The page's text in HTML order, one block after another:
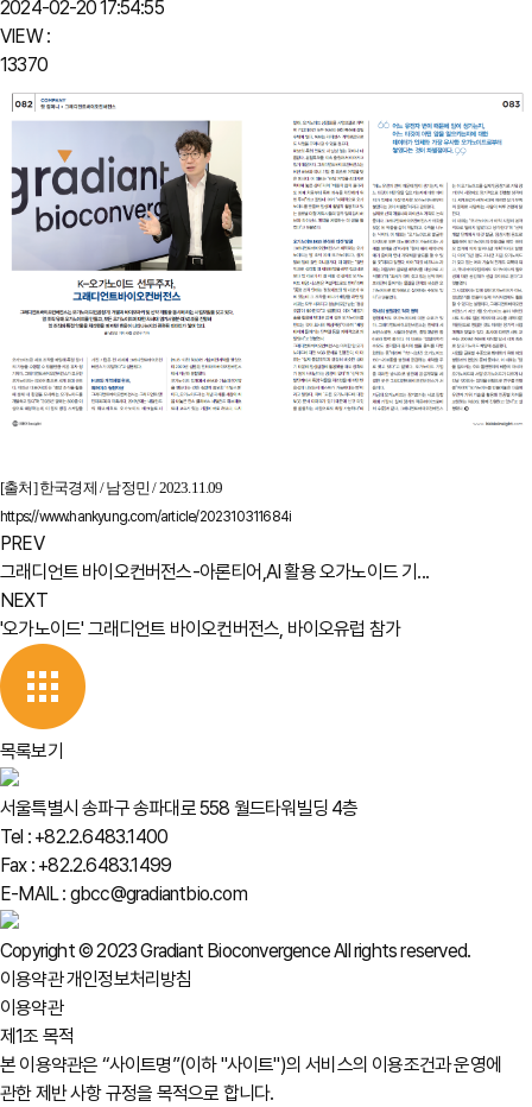
2024-02-20 17:54:55
VIEW :
13370
[출처] 한국경제 / 남정민 / 2023.11.09
https://www.hankyung.com/article/202310311684i
PREV
그래디언트 바이오컨버전스-아론티어,AI 활용 오가노이드 기...
NEXT
'오가노이드' 그래디언트 바이오컨버전스, 바이오유럽 참가
목록보기
서울특별시 송파구 송파대로 558 월드타워빌딩 4층
Tel : +82.2.6483.1400
Fax : +82.2.6483.1499
E-MAIL : gbcc@gradiantbio.com
Copyright © 2023 Gradiant Bioconvergence All rights reserved.
이용약관개인정보처리방침
이용약관
제1조 목적
본 이용약관은 “사이트명”(이하 "사이트")의 서비스의 이용조건과 운영에
관한 제반 사항 규정을 목적으로 합니다.